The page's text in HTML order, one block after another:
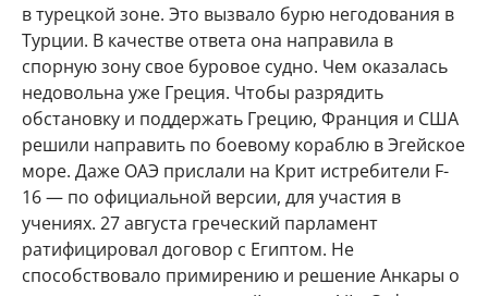
в турецкой зоне. Это вызвало бурю негодования в
Турции. В качестве ответа она направила в
спорную зону свое буровое судно. Чем оказалась
недовольна уже Греция. Чтобы разрядить
обстановку и поддержать Грецию, Франция и США
решили направить по боевому кораблю в Эгейское
море. Даже ОАЭ прислали на Крит истребители F-
16 — по официальной версии, для участия в
учениях. 27 августа греческий парламент
ратифицировал договор с Египтом. Не
способствовало примирению и решение Анкары о